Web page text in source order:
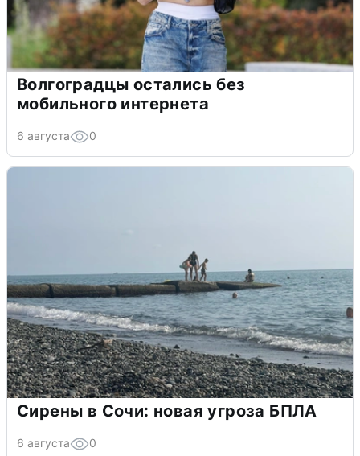
Волгоградцы остались без
мобильного интернета
6 августа 0
Сирены в Сочи: новая угроза БПЛА
6 августа 0